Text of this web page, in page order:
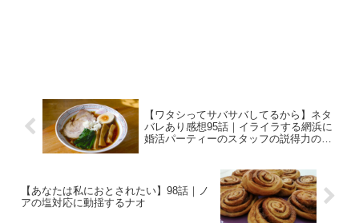
【ワタシってサバサバしてるから】ネタ
バレあり感想95話｜イライラする網浜に
婚活パーティーのスタッフの説得力のあ
【あなたは私におとされたい】98話｜ノ
アの塩対応に動揺するナオ